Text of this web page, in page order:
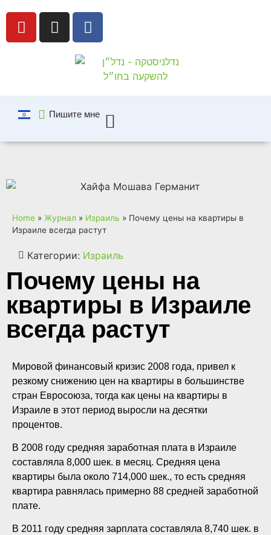
Пишите мне
Home » Журнал » Израиль » Почему цены на квартиры в
Израиле всегда растут
Категории: Израиль
Почему цены на
квартиры в Израиле
всегда растут
Мировой финансовый кризис 2008 года, привел к
резкому снижению цен на квартиры в большинстве
стран Евросоюза, тогда как цены на квартиры в
Израиле в этот период выросли на десятки
процентов.
В 2008 году средняя заработная плата в Израиле
составляла 8,000 шек. в месяц. Средняя цена
квартиры была около 714,000 шек., то есть средняя
квартира равнялась примерно 88 средней заработной
плате.
В 2011 году средняя зарплата составляла 8,740 шек. в